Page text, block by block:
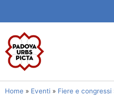
Home » Eventi » Fiere e congressi